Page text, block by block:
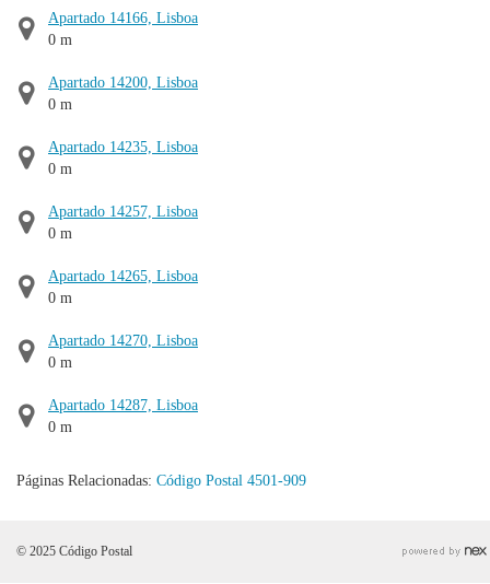
Apartado 14166, Lisboa
0 m
Apartado 14200, Lisboa
0 m
Apartado 14235, Lisboa
0 m
Apartado 14257, Lisboa
0 m
Apartado 14265, Lisboa
0 m
Apartado 14270, Lisboa
0 m
Apartado 14287, Lisboa
0 m
Páginas Relacionadas: Código Postal 4501-909
© 2025 Código Postal